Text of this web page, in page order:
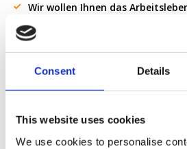
Consent Details
This website uses cookies
We use cookies to personalise
Wir wollen Ihnen das
Schnelle Lieferung
Engineering-Dienstleistung
Download PDF